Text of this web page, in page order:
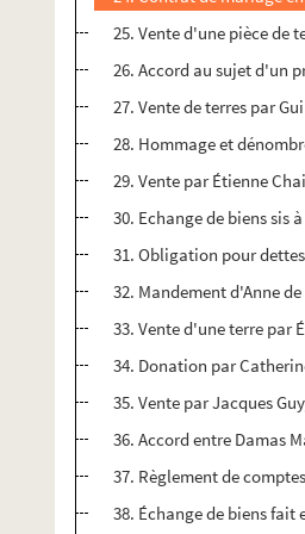
25. Vente d'une pièce de
26. Accord au sujet d'un
27. Vente de terres par
28. Hommage et
29. Vente par Étienne
30. Echange de biens sis
31. Obligation pour
32. Mandement d'Anne
33. Vente d'une terre par
34. Donation par
35. Vente par Jacques
36. Accord entre Damas
37. Règlement de
38. Échange de biens fait